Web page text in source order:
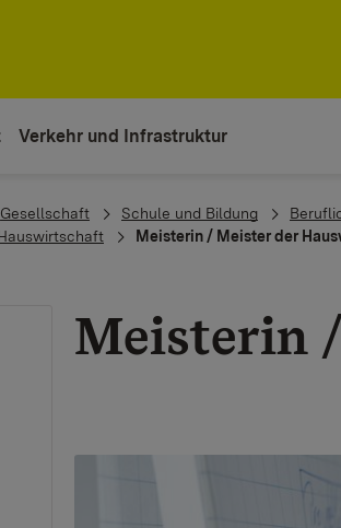
Verkehr und Infrastruktur
Gesellschaft Schule und Bildung
Meisterin / Meister der
Meisterin